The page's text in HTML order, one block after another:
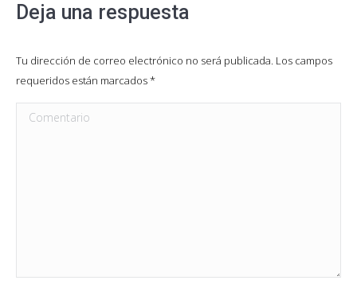
Deja una respuesta
Tu dirección de correo electrónico no será publicada. Los campos
requeridos están marcados*
Comentario